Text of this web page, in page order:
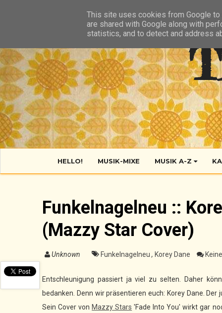
HELLO! MUSIK-MIXE MUSIK A-Z
Funkelnagelneu ::
(Mazzy Star Cover)
Unknown Funkelnagelneu , Korey Dane
Entschleunigung passiert ja viel zu selten. Daher
bedanken. Denn wir präsentieren euch: Korey Dane.
Sein Cover von Mazzy Stars 'Fade Into You' wirkt gar
This site uses cookies from Google
are shared with Google along with
statistics, and to detect and address